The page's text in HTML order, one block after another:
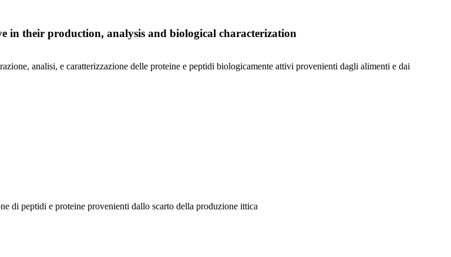
in their production, analysis and biological characterization
analisi, e caratterizzazione delle proteine e peptidi biologicamente attivi provenienti dagli alimenti e dai
di peptidi e proteine provenienti dallo scarto della produzione ittica